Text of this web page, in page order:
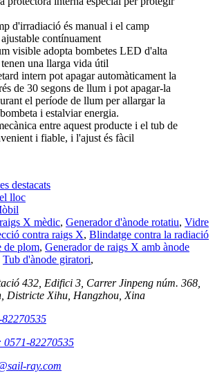
d'irradiació és manual i el camp
contínuament
visible adopta bombetes LED d'alta
una llarga vida útil
intern pot apagar automàticament la
de 30 segons de llum i pot apagar-la
el període de llum per allargar la
i estalviar energia.
entre aquest producte i el tub de
i fiable, i l'ajust és fàcil
destacats
lloc
X mèdic, Generador d'ànode rotatiu, Vidre
contra raigs X, Blindatge contra la radiació
de plom, Generador de raigs X amb ànode
Tub d'ànode giratori,
432, Edifici 3, Carrer Jinpeng núm. 368,
Districte Xihu, Hangzhou, Xina
0571-82270535
ray.com